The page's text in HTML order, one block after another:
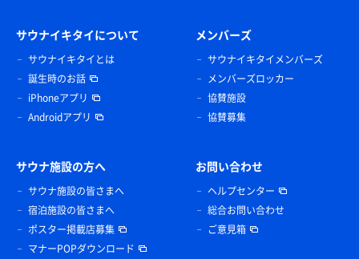
サウナイキタイについて
サウナイキタイとは
誕生時のお話
iPhoneアプリ
Androidアプリ
メンバーズ
サウナイキタイメンバーズ
メンバーズロッカー
協賛施設
協賛募集
サウナ施設の方へ
サウナ施設の皆さまへ
宿泊施設の皆さまへ
ポスター掲載店募集
マナーPOPダウンロード
お問い合わせ
ヘルプセンター
総合お問い合わせ
ご意見箱